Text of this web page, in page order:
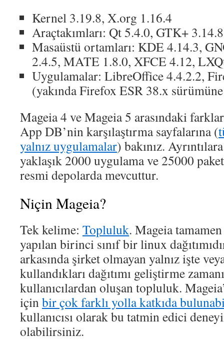
Kernel 3.19.8, X.org 1.16.4
Araçtakımları: Qt 5.4.0, GTK+ 3.14.8
Masaüstü ortamları: KDE 4.14.3,
2.4.5, MATE 1.8.0, XFCE 4.12,
Uygulamalar: LibreOffice 4.4.2.2,
(yakında Firefox ESR 38.x
Mageia 4 ve Mageia 5 arasındaki
App DB’nin karşılaştırma sayfalarına (
yalnız uygulamalar) bakınız.
yaklaşık 2000 uygulama ve 25000
resmi depolarda mevcuttur.
Niçin Mageia?
Tek kelime: Topluluk. Mageia
yapılan birinci sınıf bir linux
arkasında şirket olmayan yalnız işte
kullandıkları dağıtımı geliştirme
kullanıcılardan oluşan topluluk.
içinbir çok farklı yolla katkıda
kullanıcısı olarak bu tatmin edici
olabilirsiniz.